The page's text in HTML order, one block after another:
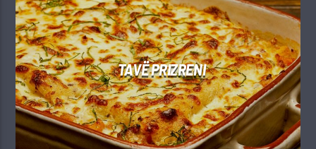
TAVË PRIZRENI